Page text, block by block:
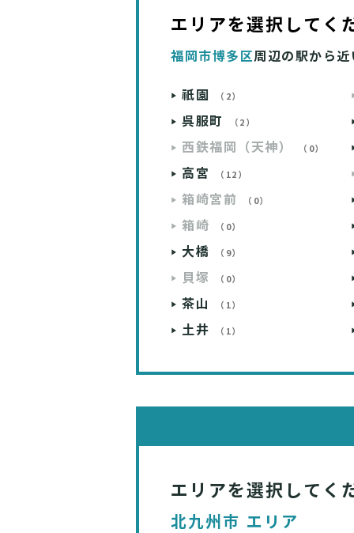
エリアを選択してく
福岡市博多区周辺の駅から
祇園 （2）
呉服町 （2）
西鉄福岡（天神） （0）
高宮 （12）
箱崎宮前 （0）
箱崎 （0）
大橋 （9）
貝塚 （0）
茶山 （1）
土井 （1）
エリアを選択してく
北九州市 エリア